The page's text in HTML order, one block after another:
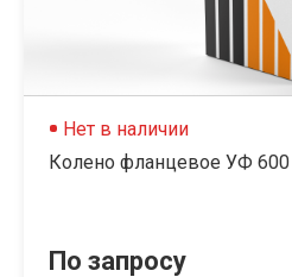
Нет в наличии
Колено фланцевое УФ
По запросу